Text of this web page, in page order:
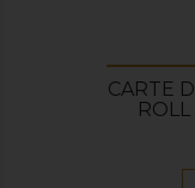
CARTE
ROLL